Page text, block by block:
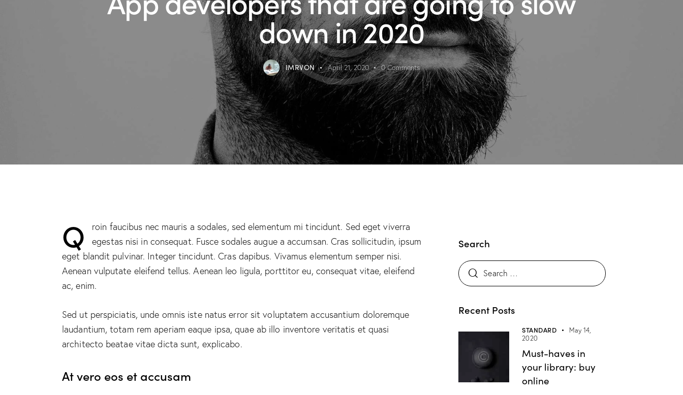
down in 2020
IMRVON April 21, 2020 0 Comments
Q
roin faucibus nec mauris a sodales, sed elementum mi tincidunt. Sed eget viverra
egestas nisi in consequat. Fusce sodales augue a accumsan. Cras sollicitudin, ipsum
eget blandit pulvinar. Integer tincidunt. Cras dapibus. Vivamus elementum semper nisi.
Aenean vulputate eleifend tellus. Aenean leo ligula, porttitor eu, consequat vitae, eleifend
ac, enim.
Sed ut perspiciatis, unde omnis iste natus error sit voluptatem accusantium doloremque
laudantium, totam rem aperiam eaque ipsa, quae ab illo inventore veritatis et quasi
architecto beatae vitae dicta sunt, explicabo.
At vero eos et accusam
Search
Recent Posts
STANDARD
May 14,
2020
Must-haves in
your library: buy
online